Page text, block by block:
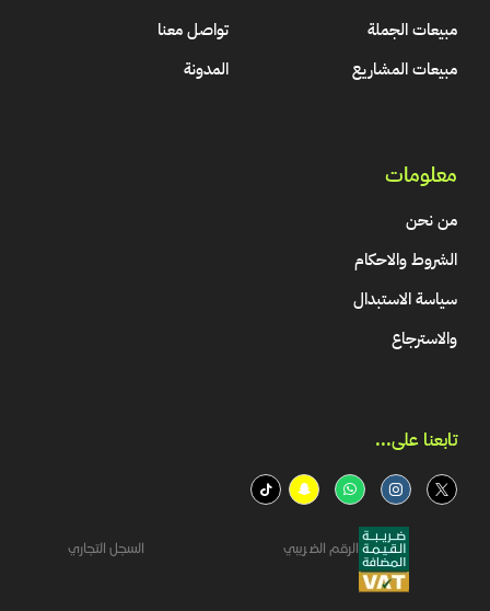
مبيعات الجملة
مبيعات المشاريع
تواصل معنا
المدونة
معلومات
من نحن
الشروط والاحكام
سياسة الاستبدال
والاسترجاع
تابعنا على...​
الرقم الضريبي السجل التجاري